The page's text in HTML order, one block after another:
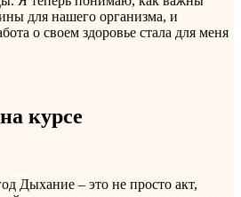
для нашего организма, и
о своем здоровье стала для меня
курсе
Дыхание – это не просто акт,